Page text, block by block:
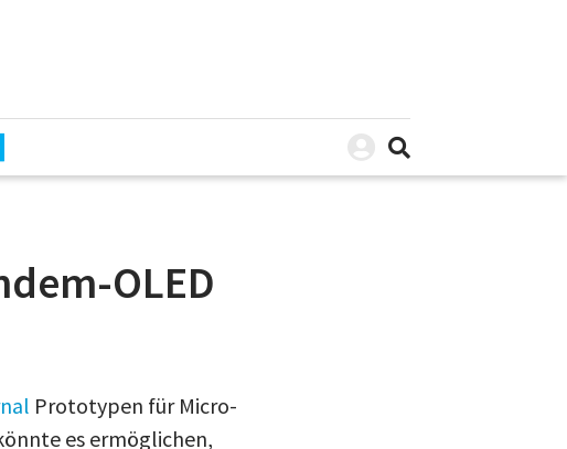
OLED
Prototypen für Micro-
es ermöglichen,